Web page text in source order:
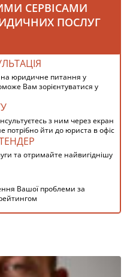
СЕРВІСАМИ
ПОСЛУГ
юридичне питання у
Вам зорієнтуватися у
з ним через екран
потрібно йти до юриста в офіс
та отримайте найвигіднішу
Вашої проблеми за